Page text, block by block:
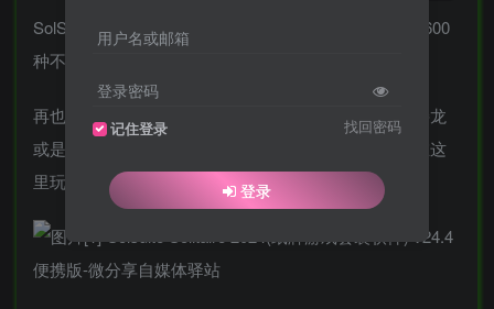
SolSuite是一款专业的纸牌游戏套装软件，提供了超过600
种不同类型的纸牌游戏。
再也不用一一去寻找这类的扑克牌游戏，不管是单人接龙
或是解谜游戏，只有想不到的单人扑克玩法，没有你在这
里玩不到的。
用户名或邮箱
登录密码
记住登录 找回密码
登录